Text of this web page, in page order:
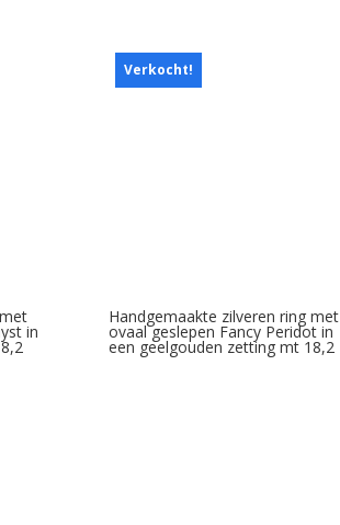
in
Verkocht!
Handgemaakte zilveren ring met
ovaal geslepen Fancy Peridot in
een geelgouden zetting mt 18,2